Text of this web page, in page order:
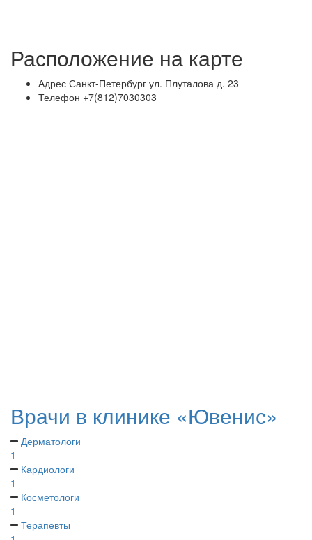
Расположение на карте
Адрес Санкт-Петербург ул. Плуталова д. 23
Телефон +7(812)7030303
Врачи в клинике «Ювенис»
Дерматологи
1
Кардиологи
1
Косметологи
1
Терапевты